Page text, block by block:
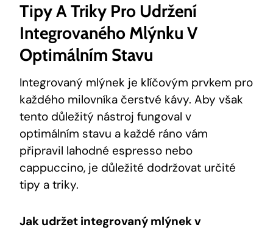
Tipy A Triky Pro Udržení
Integrovaného Mlýnku V
Optimálním Stavu
Integrovaný mlýnek je klíčovým prvkem pro
každého milovníka čerstvé kávy. Aby však
tento důležitý nástroj fungoval v
optimálním stavu a každé ráno vám
připravil lahodné espresso nebo
cappuccino, je důležité dodržovat určité
tipy a triky.
Jak udržet integrovaný mlýnek v